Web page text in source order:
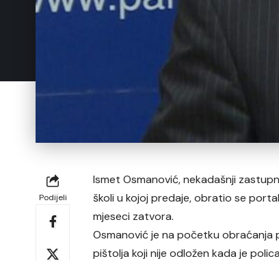
Podijeli
Ismet Osmanović, nekadašnji
školi u kojoj predaje, obratio se
mjeseci zatvora.
Osmanović je na početku obraćanja
pištolja koji nije odložen kada je